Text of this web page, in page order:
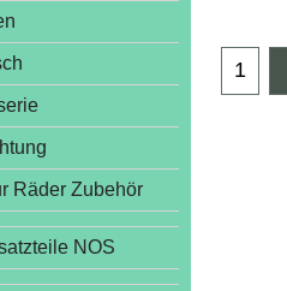
Räder Zubehör
NOS